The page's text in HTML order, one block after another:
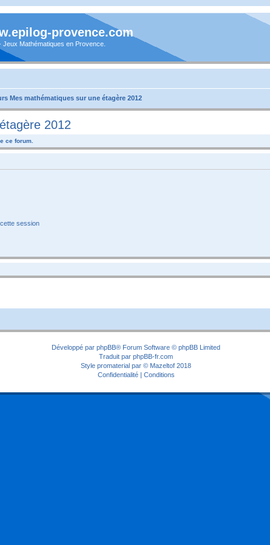
provence.com
Jeux Mathématiques en Provence.
Mes mathématiques sur une étagère 2012
2012
ce forum.
session
Développé par phpBB® Forum Software © phpBB Limited
Traduit par phpBB-fr.com
Style promaterial par © Mazeltof 2018
Confidentialité| Conditions